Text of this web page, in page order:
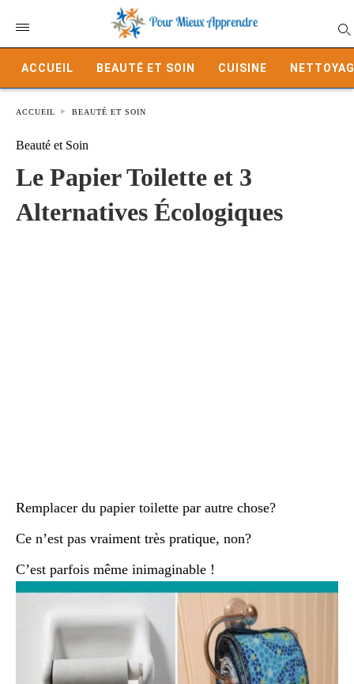
ACCUEIL BEAUTÉ ET SOIN CUISINE
ACCUEIL BEAUTÉ ET SOIN
Beauté et Soin
Le Papier Toilette et 3
Alternatives Écologiques
Remplacer du papier toilette par autre chose?
Ce n’est pas vraiment très pratique, non?
C’est parfois même inimaginable !